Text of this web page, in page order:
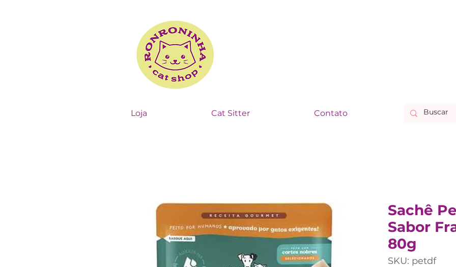
Loja Cat Sitter Contato
Sachê
Sabor
80g
SKU: petdf